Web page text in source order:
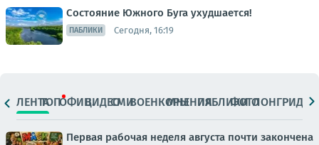
Состояние Южного Буга ухудшается!
ПАБЛИКИ Сегодня, 16:19
ЛЕНТАТОПОФИЦ.ВИДЕОСМИВОЕНКОРЫМНЕНИЯПАБЛИКИ
ФОТОЛОНГРИДЫ
Первая рабочая неделя августа почти закончена